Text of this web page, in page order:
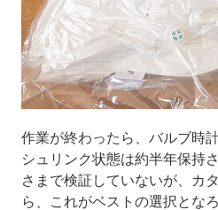
作業が終わったら、バルブ時
シュリンク状態は約半年保持
さまで検証していないが、カ
ら、これがベストの選択となろ